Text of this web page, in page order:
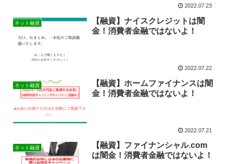
2022.07.23
ネット融資
【融資】ナイスクレジットは闇
金！消費者金融ではないよ！
2022.07.22
ネット融資
【融資】ホームファイナンスは闇
金！消費者金融ではないよ！
2022.07.21
ネット融資
【融資】ファイナンシャル.com
は闇金！消費者金融ではないよ！